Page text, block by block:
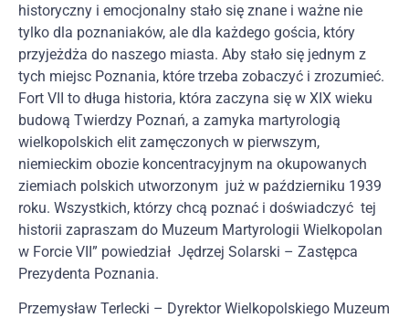
historyczny i emocjonalny stało się znane i ważne nie
tylko dla poznaniaków, ale dla każdego gościa, który
przyjeżdża do naszego miasta. Aby stało się jednym z
tych miejsc Poznania, które trzeba zobaczyć i zrozumieć.
Fort VII to długa historia, która zaczyna się w XIX wieku
budową Twierdzy Poznań, a zamyka martyrologią
wielkopolskich elit zamęczonych w pierwszym,
niemieckim obozie koncentracyjnym na okupowanych
ziemiach polskich utworzonym już w październiku 1939
roku. Wszystkich, którzy chcą poznać i doświadczyć tej
historii zapraszam do Muzeum Martyrologii Wielkopolan
w Forcie VII” powiedział Jędrzej Solarski – Zastępca
Prezydenta Poznania.
Przemysław Terlecki – Dyrektor Wielkopolskiego Muzeum